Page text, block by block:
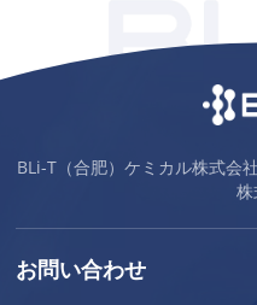
BLi-T（合肥）ケミカル株式会
株
お問い合わせ